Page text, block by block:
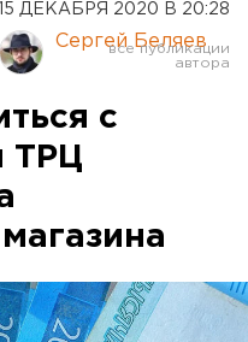
Курган
Оренбург
15 ДЕКАБРЯ 2020 В 20:28
Сергей Беляев
с
ТРЦ